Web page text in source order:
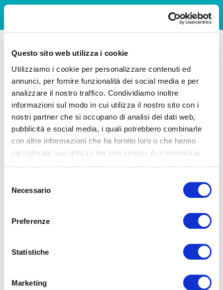
Questo sito web utilizza i cookie
Utilizziamo i cookie per personalizzare contenuti ed
annunci, per fornire funzionalità dei social media e per
analizzare il nostro traffico. Condividiamo inoltre
informazioni sul modo in cui utilizza il nostro sito con i
nostri partner che si occupano di analisi dei dati web,
pubblicità e social media, i quali potrebbero combinarle
con altre informazioni che ha fornito loro o che hanno
raccolto dal suo utilizzo dei loro servizi. Acconsenta ai
delNecessario
Preferenze
Statistiche
Marketing